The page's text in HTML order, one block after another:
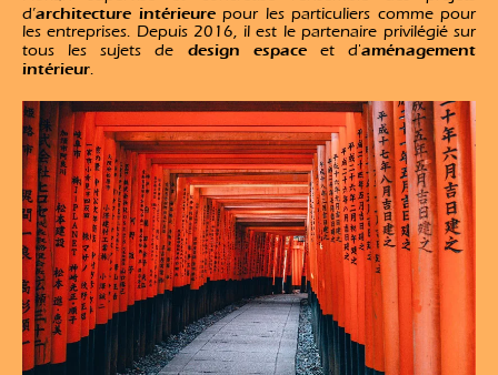
d’architecture intérieurepour les particuliers comme pour
les entreprises. Depuis 2016, il est le partenaire privilégié sur
tous les sujets de design espaceet d'aménagement
intérieur.